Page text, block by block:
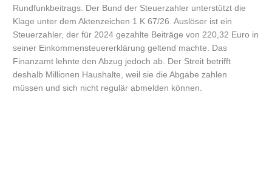
Rundfunkbeitrags. Der Bund der Steuerzahler unterstützt die
Klage unter dem Aktenzeichen 1 K 67/26. Auslöser ist ein
Steuerzahler, der für 2024 gezahlte Beiträge von 220,32 Euro in
seiner Einkommensteuererklärung geltend machte. Das
Finanzamt lehnte den Abzug jedoch ab. Der Streit betrifft
deshalb Millionen Haushalte, weil sie die Abgabe zahlen
müssen und sich nicht regulär abmelden können.